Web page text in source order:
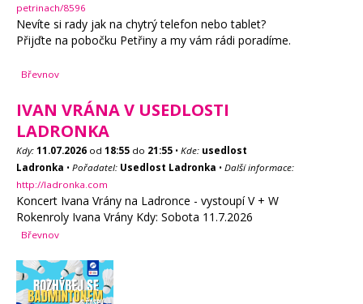
petrinach/8596
Nevíte si rady jak na chytrý telefon nebo tablet?
Přijďte na pobočku Petřiny a my vám rádi poradíme.
Břevnov
IVAN VRÁNA V USEDLOSTI
LADRONKA
Kdy: 11.07.2026 od 18:55 do 21:55 • Kde: usedlost
Ladronka • Pořadatel: Usedlost Ladronka • Další informace:
http://ladronka.com
Koncert Ivana Vrány na Ladronce - vystoupí V + W
Rokenroly Ivana Vrány Kdy: Sobota 11.7.2026
Břevnov